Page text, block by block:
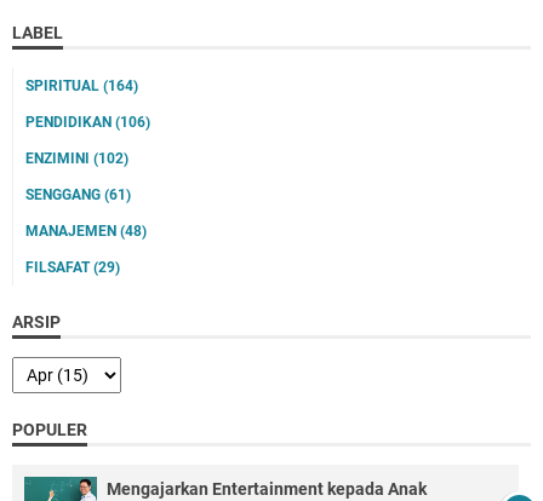
LABEL
SPIRITUAL (164)
PENDIDIKAN (106)
ENZIMINI (102)
SENGGANG (61)
MANAJEMEN (48)
FILSAFAT(29)
ARSIP
POPULER
Mengajarkan Entertainment kepada Anak